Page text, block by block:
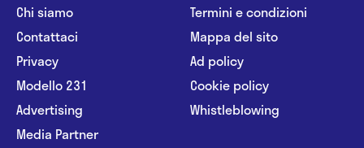
Chi siamo
Contattaci
Privacy
Modello 231
Advertising
Media Partner
Termini e condizioni
Mappa del sito
Ad policy
Cookie policy
Whistleblowing